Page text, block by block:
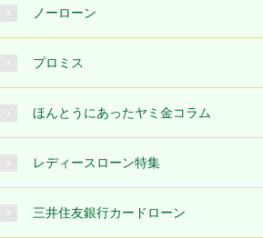
ノーローン
プロミス
ほんとうにあったヤミ金コラム
レディースローン特集
三井住友銀行カードローン